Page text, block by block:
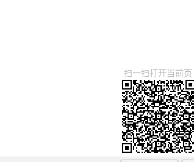
扫一扫打开当前页